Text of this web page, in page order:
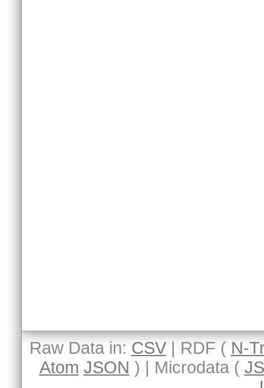
Raw Data in: CSV| RDF ( N-
Atom JSON ) | Microdata (